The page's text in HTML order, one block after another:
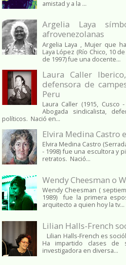
amistad y a la ...
Argelia Laya
afrovenezolanas
Argelia Laya , Mujer que
Laya López (Río Chico, 10
de 1997) fue una docente...
Laura Caller
defensora de
Peru
Laura Caller (1915, Cusco
Abogada sindicalista,
políticos. Nació en...
Elvira Medina Castro
Elvira Medina Castro
- 1998) fue una escultora y
retratos. Nació...
Wendy Cheesman o
Wendy Cheesman (
1989) fue la primera
arquitecto a quien hoy la tv...
Lilian Halls-French
Lilian Halls-French es
Ha impartido clases de
investigadora en diversa...